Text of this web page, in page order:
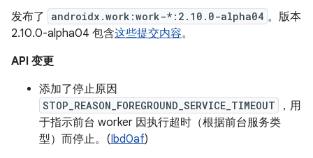
发布了
androidx.work:work-*:2.10.0-alpha04 。版本
2.10.0-alpha04 包含这些提交内容。
API 变更
添加了停止原因
STOP_REASON_FOREGROUND_SERVICE_TIMEOUT
，用
于指示前台 worker 因执行超时（根据前台服务类
型）而停止。(Ibd0af)